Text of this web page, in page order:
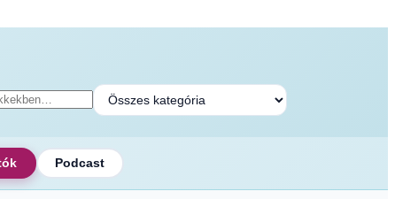
Podcast